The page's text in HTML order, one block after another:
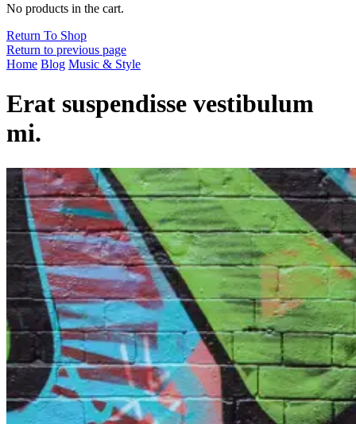
No products in the cart.
Return To Shop
Return to previous page
Home Blog Music & Style
Erat suspendisse vestibulum
mi.